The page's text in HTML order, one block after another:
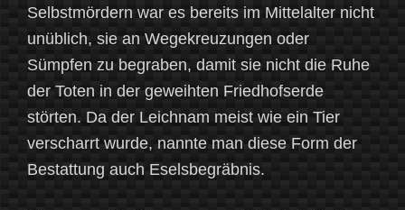
Selbstmördern war es bereits im Mittelalter nicht
unüblich, sie an Wegekreuzungen oder
Sümpfen zu begraben, damit sie nicht die Ruhe
der Toten in der geweihten Friedhofserde
störten. Da der Leichnam meist wie ein Tier
verscharrt wurde, nannte man diese Form der
Bestattung auch Eselsbegräbnis.